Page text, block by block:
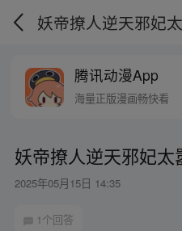
腾讯动漫App
海量正版漫画畅快看
妖帝撩人逆天邪妃太
2025年05月15日 14:35
1个回答